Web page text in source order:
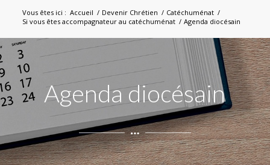
Vous êtes ici : Accueil / Devenir Chrétien / Catéchuménat /
Si vous êtes accompagnateur au catéchuménat / Agenda diocésain
Agenda diocésain